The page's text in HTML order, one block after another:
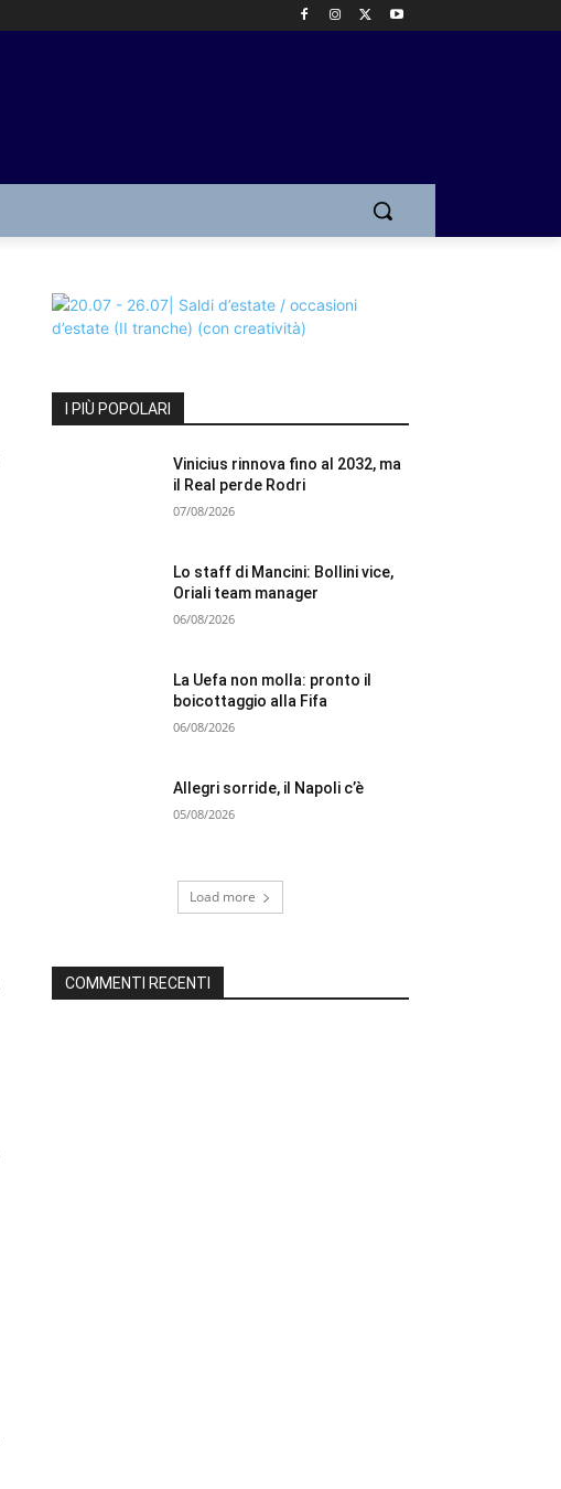
I PIÙ POPOLARI
Vinicius rinnova fino al 2032, ma
il Real perde Rodri
07/08/2026
Lo staff di Mancini: Bollini vice,
Oriali team manager
06/08/2026
La Uefa non molla: pronto il
boicottaggio alla Fifa
06/08/2026
Allegri sorride, il Napoli c’è
05/08/2026
Load more
COMMENTI RECENTI